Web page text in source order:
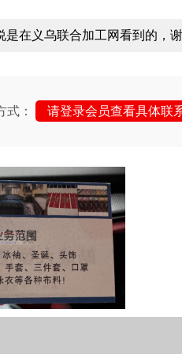
是在义乌联合加工网看到的，谢
式： 请登录会员查看具体联